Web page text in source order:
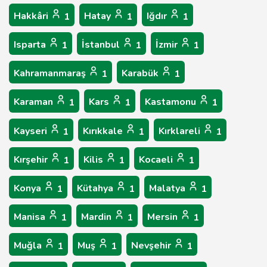
Hakkâri 1 Hatay 1 Iğdır 1
Isparta 1 İstanbul 1 İzmir 1
Kahramanmaraş 1 Karabük 1
Karaman 1 Kars 1 Kastamonu 1
Kayseri 1 Kırıkkale 1 Kırklareli 1
Kırşehir 1 Kilis 1 Kocaeli 1
Konya 1 Kütahya 1 Malatya 1
Manisa 1 Mardin 1 Mersin 1
Muğla 1 Muş 1 Nevşehir 1